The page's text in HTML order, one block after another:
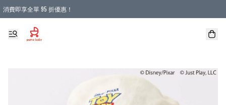
消費即享全單 95 折優惠！
購物滿 HKD 900.00即享免運費優惠！（適用於 本地送貨、本地取貨 )